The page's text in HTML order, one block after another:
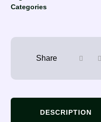
Categories
DESCRIPTION